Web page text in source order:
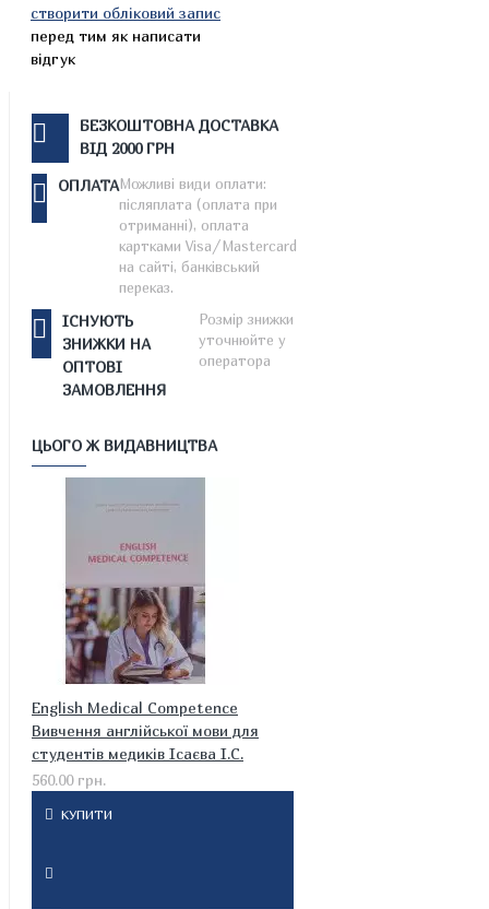
створити обліковий запис
перед тим як написати
відгук
БЕЗКОШТОВНА ДОСТАВКА
ВІД 2000 ГРН
ОПЛАТАМожливі види оплати:
післяплата (оплата при
отриманні), оплата
картками Visa/Mastercard
на сайті, банківський
переказ.
ІСНУЮТЬ
ЗНИЖКИ НА
ОПТОВІ
ЗАМОВЛЕННЯ
Розмір знижки
уточнюйте у
оператора
ЦЬОГО Ж ВИДАВНИЦТВА
English Medical Competence
Вивчення англійської мови для
студентів медиків Ісаєва І.С.
560.00 грн.
КУПИТИ